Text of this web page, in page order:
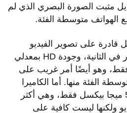
مثبت الصورة البصري الذي لم
الهواتف متوسطة الفئة.
قادرة على تصوير الفيديو
بجودة 4K بمعدل 30 إطار في الثانية، وجودة HD بمعدلي
فقط، وهو أيضًا أمر غريب على
الفئة منها. أما الكاميرا
الامامية للموبايل فبقوة 5 ميجا بيكسل فقط، وهي أكثر
ولكنها ليست كافية على